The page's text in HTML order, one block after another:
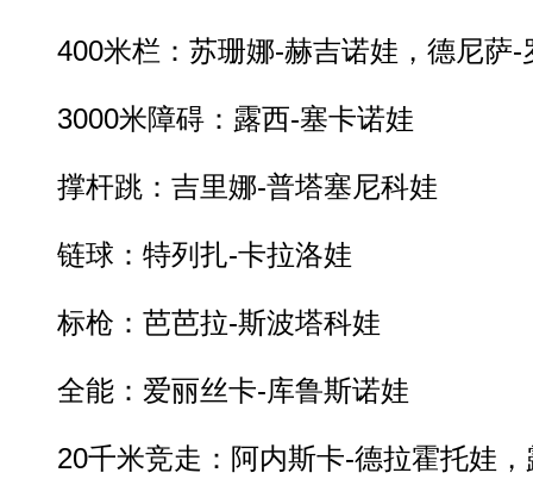
400米栏：苏珊娜-赫吉诺娃，德尼萨-
3000米障碍：露西-塞卡诺娃
撑杆跳：吉里娜-普塔塞尼科娃
链球：特列扎-卡拉洛娃
标枪：芭芭拉-斯波塔科娃
全能：爱丽丝卡-库鲁斯诺娃
20千米竞走：阿内斯卡-德拉霍托娃，